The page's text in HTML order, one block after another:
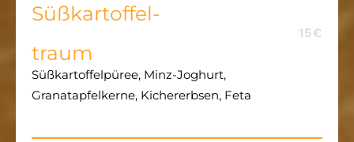
Süßkartoffel-
traum
15€
Süßkartoffelpüree, Minz-Joghurt,
Granatapfelkerne, Kichererbsen, Feta